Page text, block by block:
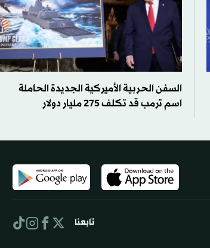
السفن الحربية الأميركية الجديدة الحاملة
اسم ترمب قد تكلف 275 مليار دولار
تابعنا